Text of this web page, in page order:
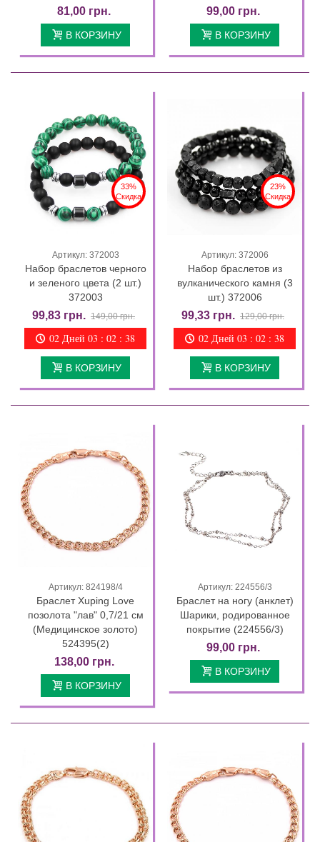
81,00 грн.
В КОРЗИНУ
99,00 грн.
В КОРЗИНУ
33%
Скидка
Артикул: 372003
Набор браслетов черного
и зеленого цвета (2 шт.)
372003
99,83 грн. 149,00 грн.
02 Дней 03 : 02 : 36
В КОРЗИНУ
23%
Скидка
Артикул: 372006
Набор браслетов из
вулканического камня (3
шт.) 372006
99,33 грн. 129,00 грн.
02 Дней 03 : 02 : 36
В КОРЗИНУ
Артикул: 824198/4
Браслет Xuping Love
позолота "лав" 0,7/21 см
(Медицинское золото)
524395(2)
138,00 грн.
В КОРЗИНУ
Артикул: 224556/3
Браслет на ногу (анклет)
Шарики, родированное
покрытие (224556/3)
99,00 грн.
В КОРЗИНУ